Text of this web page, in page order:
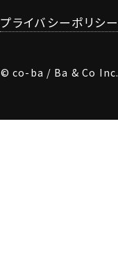
プライバシーポリシー
© co-ba / Ba & Co Inc.